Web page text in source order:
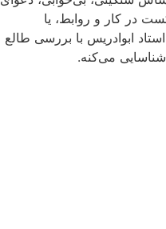
در کار و روابط، یا
ابوادریس با بررسی طالع
می‌کنه.